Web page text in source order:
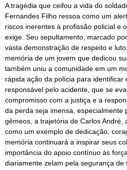
A tragédia que ceifou a vida do
Fernandes Filho ressoa como um
riscos inerentes à profissão policial e
exige. Seu sepultamento, marcado
vasta demonstração de respeito e
memória de um jovem que dedicou
também uniu a comunidade em um
rápida ação da polícia para identificar
responsável pelo acidente, que se
compromisso com a justiça e a
da perda seja imensa, especialmente
gêmeos, a trajetória de Carlos André,
como um exemplo de dedicação,
memória continuará a inspirar seus
importância do apoio contínuo às
diariamente zelam pela segurança de